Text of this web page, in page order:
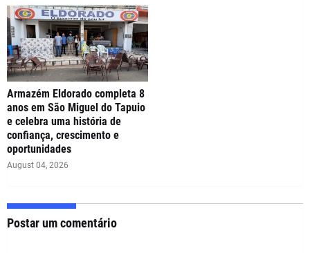
Armazém Eldorado completa 8
anos em São Miguel do Tapuio
e celebra uma história de
confiança, crescimento e
oportunidades
August 04, 2026
Postar um comentário